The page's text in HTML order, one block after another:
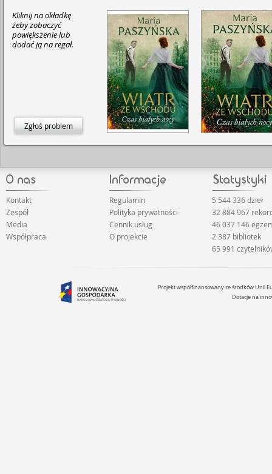
Kazimierza, jest opisana świetnie. Ujęłam gwiazdkę
przez moje spaczone gusta, albo to, że ostatnio
bardziej brutalnymi i krwawymi historiami fantasy,
darkfantasy, horror itd. Dla osoby wrażliwej jest to
pozycja. Opowiada o miłości, przyjaźni i o tym, jak
polityczne mogą łączyć lub dzielić ludzi w czasach
Bolszewickich. Polecam.
Kliknij na okładkę
żeby zobaczyć
powiększenie lub
dodać ją na regał.
Zgłoś problem
Kontakt
Zespół
Media
Współpraca
Regulamin
Polityka prywatności
Cennik usług
O projekcie
5 544 336 dzieł
32 884 967
46 037 146
2 387 bibliotek
65 991
Projekt współfinansowany ze środków Unii
Dotacje na